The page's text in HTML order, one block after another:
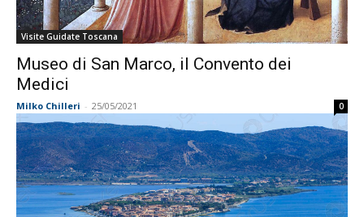
Visite Guidate Toscana
Museo di San Marco, il Convento dei
Medici
Milko Chilleri - 25/05/2021 0